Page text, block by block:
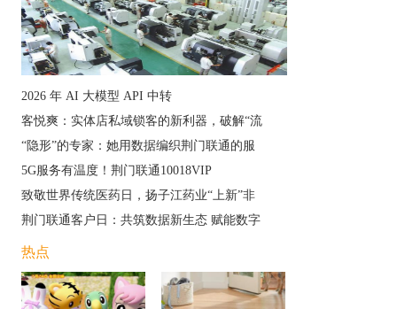
2026 年 AI 大模型 API 中转
客悦爽：实体店私域锁客的新利器，破解“流
“隐形”的专家：她用数据编织荆门联通的服
5G服务有温度！荆门联通10018VIP
致敬世界传统医药日，扬子江药业“上新”非
荆门联通客户日：共筑数据新生态 赋能数字
热点